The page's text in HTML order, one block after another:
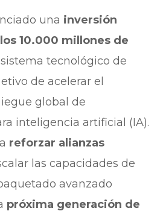
una inversión
10.000 millones de
tecnológico de
de acelerar el
global de
inteligencia artificial (IA).
reforzar alianzas
las capacidades de
avanzado
próxima generación de